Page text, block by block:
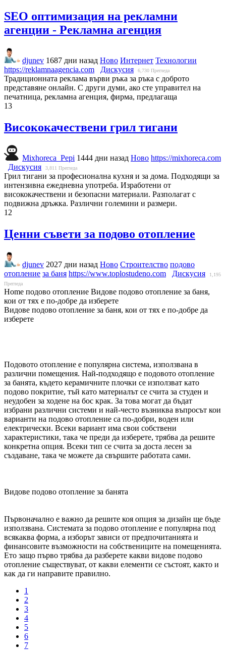
SEO оптимизация на рекламни
агенции - Рекламна агенция
djunev 1687 дни назад Ново Интернет Технологии
https://reklamnaagencia.com
Дискусия 6,730 Прегледа
Традиционната реклама върви ръка за ръка с доброто
представяне онлайн. С други думи, ако сте управител на
печатница, рекламна агенция, фирма, предлагаща
13
Висококачествени грил тигани
Mixhoreca_Pepi 1444 дни назад Ново https://mixhoreca.com
Дискусия
3,811 Прегледа
Грил тигани за професионална кухня и за дома. Подходящи за
интензивна ежедневна употреба. Изработени от
висококачествени и безопасни материали. Разполагат с
подвижна дръжка. Различни големини и размери.
12
Ценни съвети за подово отопление
djunev 2027 дни назад Ново Строителство подово
отопление за баня https://www.toplostudeno.com Дискусия
1,195
Прегледа
Home подово отопление Видове подово отопление за баня,
кои от тях е по-добре да изберете
Видове подово отопление за баня, кои от тях е по-добре да
изберете
Подовото отопление е популярна система, използвана в
различни помещения. Най-подходящо е подовото отопление
за банята, където керамичните плочки се използват като
подово покритие, тъй като материалът се счита за студен и
неудобен за ходене на бос крак. За това могат да бъдат
избрани различни системи и най-често възниква въпросът кои
варианти на подово отопление са по-добри, воден или
електрически. Всеки вариант има свои собствени
характеристики, така че преди да изберете, трябва да решите
конкретна опция. Всеки тип се счита за доста лесен за
създаване, така че можете да свършите работата сами.
Видове подово отопление за банята
Първоначално е важно да решите коя опция за дизайн ще бъде
използвана. Системата за подово отопление е популярна под
всякаква форма, а изборът зависи от предпочитанията и
финансовите възможности на собствениците на помещенията.
Ето защо първо трябва да разберете какви видове подово
отопление съществуват, от какви елементи се състоят, както и
как да ги направите правилно.
1
2
3
4
5
6
7